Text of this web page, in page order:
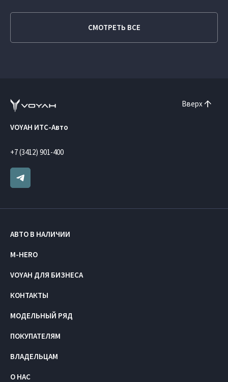
СМОТРЕТЬ ВСЕ
Вверх
VOYAH ИТС-Авто
+7 (3412) 901-400
АВТО В НАЛИЧИИ
M-HERO
VOYAH ДЛЯ БИЗНЕСА
КОНТАКТЫ
МОДЕЛЬНЫЙ РЯД
ПОКУПАТЕЛЯМ
ВЛАДЕЛЬЦАМ
О НАС